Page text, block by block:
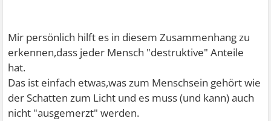
Mir persönlich hilft es in diesem Zusammenhang zu
erkennen,dass jeder Mensch "destruktive" Anteile
hat.
Das ist einfach etwas,was zum Menschsein gehört wie
der Schatten zum Licht und es muss (und kann) auch
nicht "ausgemerzt" werden.